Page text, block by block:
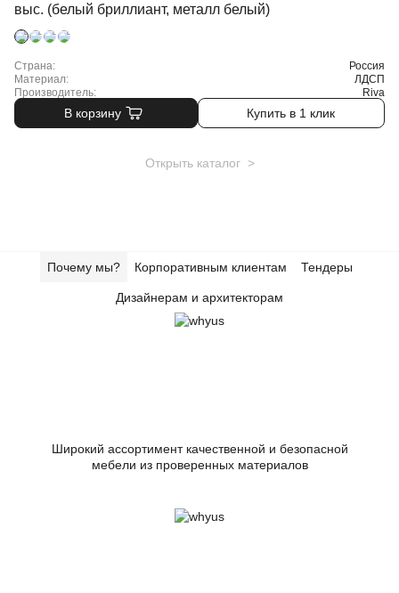
выс. (белый бриллиант, металл белый)
В корзину Купить в 1 клик
Страна:
Россия
Материал:
ЛДСП
Производитель:
Riva
Открыть каталог >
Почему мы? Корпоративным клиентам Тендеры
Дизайнерам и архитекторам
Широкий ассортимент качественной и безопасной
мебели из проверенных материалов